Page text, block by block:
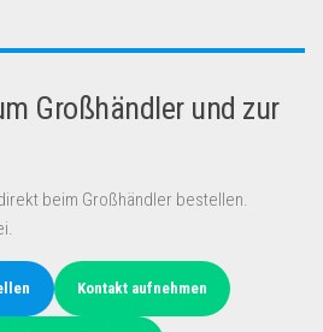
Großhändler und zur
beim Großhändler bestellen.
Kontakt aufnehmen